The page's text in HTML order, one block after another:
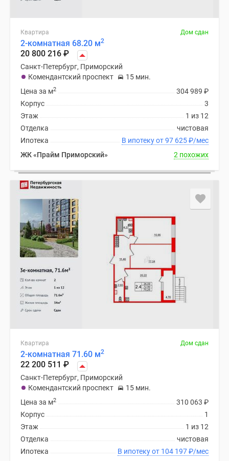
Квартира Дом сдан
2-комнатная 68.20 м2
20 800 216 ₽
Санкт-Петербург, Приморский
Комендантский проспект
15 мин.
304 989 ₽
Цена за м2
3
Корпус
1 из 12
Этаж
чистовая
Отделка
В ипотеку от 97 625₽/мес
Ипотека
ЖК «Прайм Приморский»
2 похожих
Квартира Дом сдан
2-комнатная 71.60 м2
22 200 511 ₽
Санкт-Петербург, Приморский
Комендантский проспект
15 мин.
310 063 ₽
Цена за м2
1
Корпус
1 из 12
Этаж
чистовая
Отделка
В ипотеку от 104 197₽/мес
Ипотека